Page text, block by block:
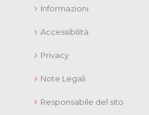
Informazioni
Accessibilità
Privacy
Note Legali
Responsabile del sito